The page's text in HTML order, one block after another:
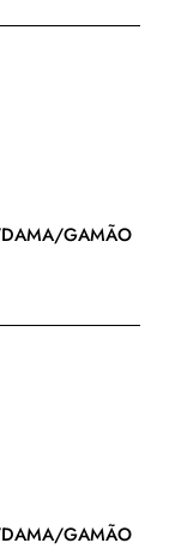
GAMÃO
GAMÃO